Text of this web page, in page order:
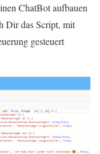
ChatBot aufbauen
Dir das Script, mit
gesteuert